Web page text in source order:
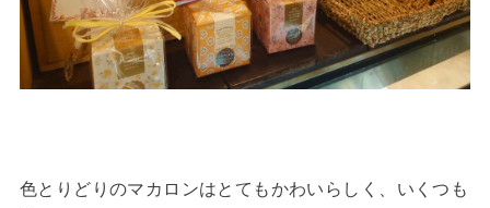
色とりどりのマカロンはとてもかわいらしく、いくつも